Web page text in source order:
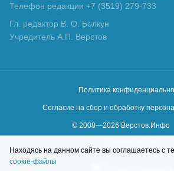
Телефон редакции +7 (3519) 279-733
Гл. редактор В. О. Болкун
Учредитель А.П. Верстов
Политика
Согласие на сбор и обработку
© 2008—2026 Верстов.Инфо
Находясь на данном сайте вы соглашаетесь с
cookie-файлы